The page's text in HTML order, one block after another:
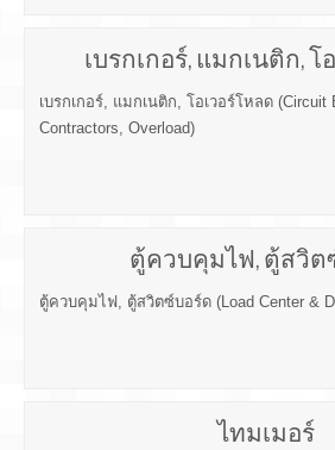
เบรกเกอร์, แมกเนติก, โ
เบรกเกอร์, แมกเนติก, โอเวอร์โหลด (Circuit
Contractors, Overload)
ตู้ควบคุมไฟ, ตู้สวิต
ตู้ควบคุมไฟ, ตู้สวิตซ์บอร์ด (Load Center &
ไทมเมอร์